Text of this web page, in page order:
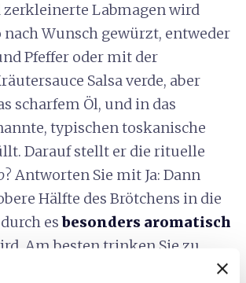
zerkleinerte Labmagen wird
Wunsch gewürzt, entweder
Pfeffer oder mit der
Salsa verde, aber
scharfem Öl, und in das
typischen toskanische
Darauf stellt er die rituelle
? Antworten Sie mit Ja: Dann
Hälfte des Brötchens in die
esbesonders aromatisch
Am besten trinken Sie zu
Spezialität ein